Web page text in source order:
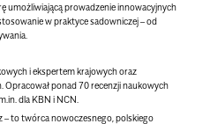
umożliwiającą prowadzenie innowacyjnych
w praktyce sadowniczej – od
i ekspertem krajowych oraz
Opracowałponad 70 recenzji naukowych
m.in. dla KBN i NCN.
– to twórca nowoczesnego, polskiego